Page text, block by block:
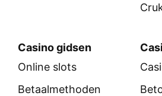
Casino gidsen
Online slots
Betaalmethoden